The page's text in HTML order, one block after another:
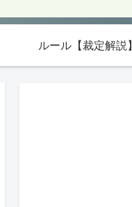
ルール【裁定解説】